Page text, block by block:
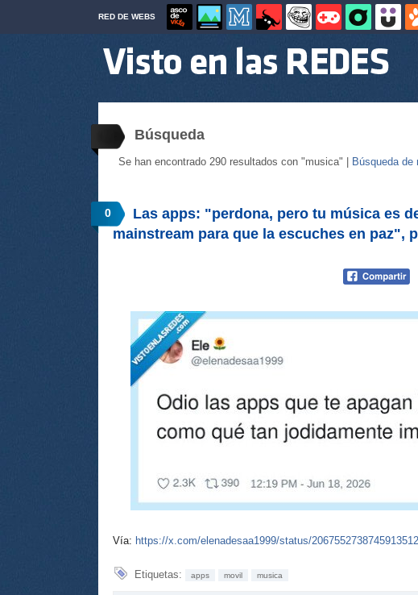
RED DE WEBS
Búsqueda
Se han encontrado 290 resultados con "musica" | Búsqueda de
0
Las apps: "perdona, pero tu música es
mainstream para que la escuches en paz",
Vía: https://x.com/elenadesaa1999/status/2067552738745913512
Etiquetas: apps movil musica